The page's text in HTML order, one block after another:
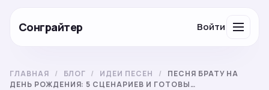
Сонграйтер Войти
ГЛАВНАЯ / БЛОГ / ИДЕИ ПЕСЕН /
ПЕСНЯ БРАТУ НА
ДЕНЬ РОЖДЕНИЯ: 5 СЦЕНАРИЕВ И ГОТОВЫ…